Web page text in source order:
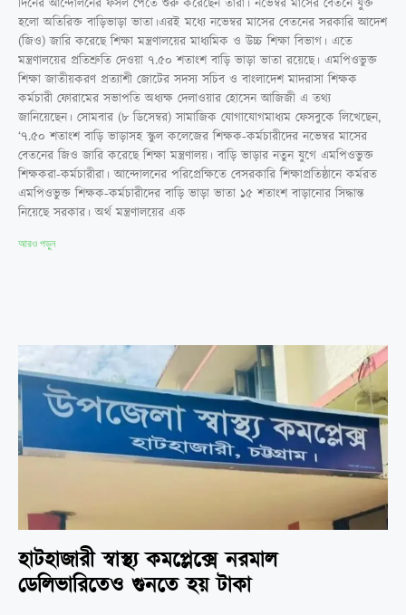
হলো অতিরিক্ত বাড়িভাড়া ভাতা।এরই মধ্যে নভেম্বর মাসের বেতনের সরকারি আদেশ
(জিও) জারি করেছে শিক্ষা মন্ত্রণালয়ের মাধ্যমিক ও উচ্চ শিক্ষা বিভাগ। এতে
মন্ত্রণালয়ের প্রতিশ্রুতি দেওয়া ৭.৫০ শতাংশ বাড়ি ভাড়া ভাতা রয়েছে। এমপিওভুক্ত
শিক্ষা জাতীয়করণ প্রত্যাশী জোটের সদস্য সচিব ও বাংলাদেশ মাদরাসা শিক্ষক
কর্মচারী ফোরামের সভাপতি অধ্যক্ষ দেলাওয়ার হোসেন আজিজী এ তথ্য
জানিয়েছেন। সোমবার (৮ ডিসেম্বর) সামাজিক যোগাযোগমাধ্যম ফেসবুকে লিখেছেন,
‘৭.৫০ শতাংশ বাড়ি ভাড়াসহ স্কুল কলেজের শিক্ষক-কর্মচারীদের নভেম্বর মাসের
বেতনের জিও জারি করেছে শিক্ষা মন্ত্রণালয়। বাড়ি ভাড়ার নতুন যুগে এমপিওভুক্ত
শিক্ষকরা-কর্মচারীরা। আন্দোলনের পরিপ্রেক্ষিতে বেসরকারি শিক্ষাপ্রতিষ্ঠানে কর্মরত
এমপিওভুক্ত শিক্ষক-কর্মচারীদের বাড়ি ভাড়া ভাতা ১৫ শতাংশ বাড়ানোর সিদ্ধান্ত
নিয়েছে সরকার। অর্থ মন্ত্রণালয়ের এক
আরও পড়ুন
হাটহাজারী স্বাস্থ্য কমপ্লেক্সে নরমাল
ডেলিভারিতেও গুনতে হয় টাকা